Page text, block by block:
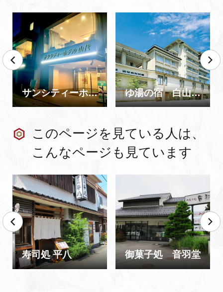
サンシティーホテル山代 ゆ湯の宿 白山菖蒲亭
このページを見ている人は、
こんなページも見ています
寿司処 平八 御菓子処 音羽堂